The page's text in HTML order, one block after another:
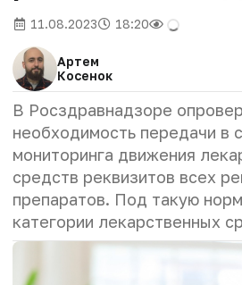
11.08.2023 18:20
Артем
Косенок
В Росздравнадзоре
необходимость передачи в
мониторинга движения
средств реквизитов всех
препаратов. Под такую
категории лекарственных